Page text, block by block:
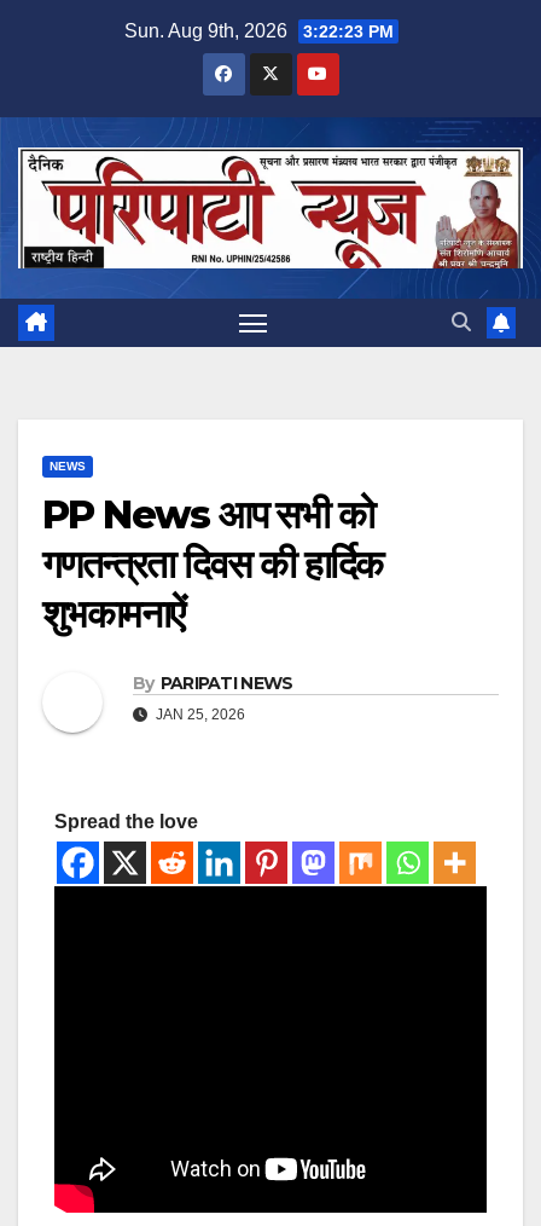
Sun. Aug 9th, 2026 3:22:23 PM
NEWS
PP News आप सभी को
गणतन्त्रता दिवस की हार्दिक
शुभकामनाऐं
By PARIPATI NEWS
JAN 25, 2026
Spread the love